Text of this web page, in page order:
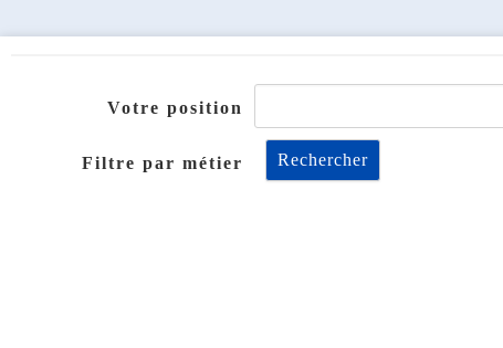
Votre position
Filtre par métier